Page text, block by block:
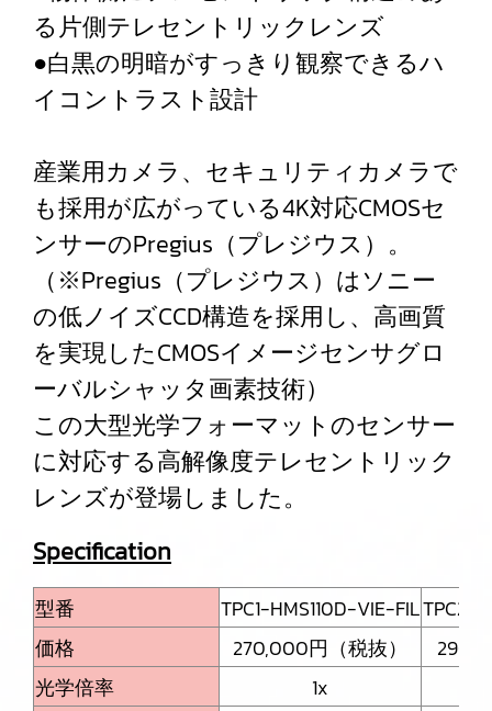
る片側テレセントリックレンズ
●白黒の明暗がすっきり観察できるハ
イコントラスト設計
産業用カメラ、セキュリティカメラで
も採用が広がっている4K対応CMOSセ
ンサーのPregius（プレジウス）。
（※Pregius（プレジウス）はソニー
の低ノイズCCD構造を採用し、高画質
を実現したCMOSイメージセンサグロ
ーバルシャッタ画素技術）
この大型光学フォーマットのセンサー
に対応する高解像度テレセントリック
レンズが登場しました。
Specification
型番 TPC1-HMS110D-VIE-FILTPC2-
価格
270,000円（税抜）
光学倍率
1x